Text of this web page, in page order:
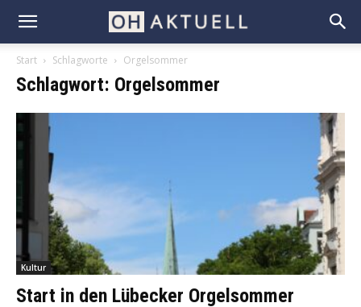
Start Schlagworte Orgelsommer
Schlagwort: Orgelsommer
Kultur
Start in den Lübecker Orgelsommer